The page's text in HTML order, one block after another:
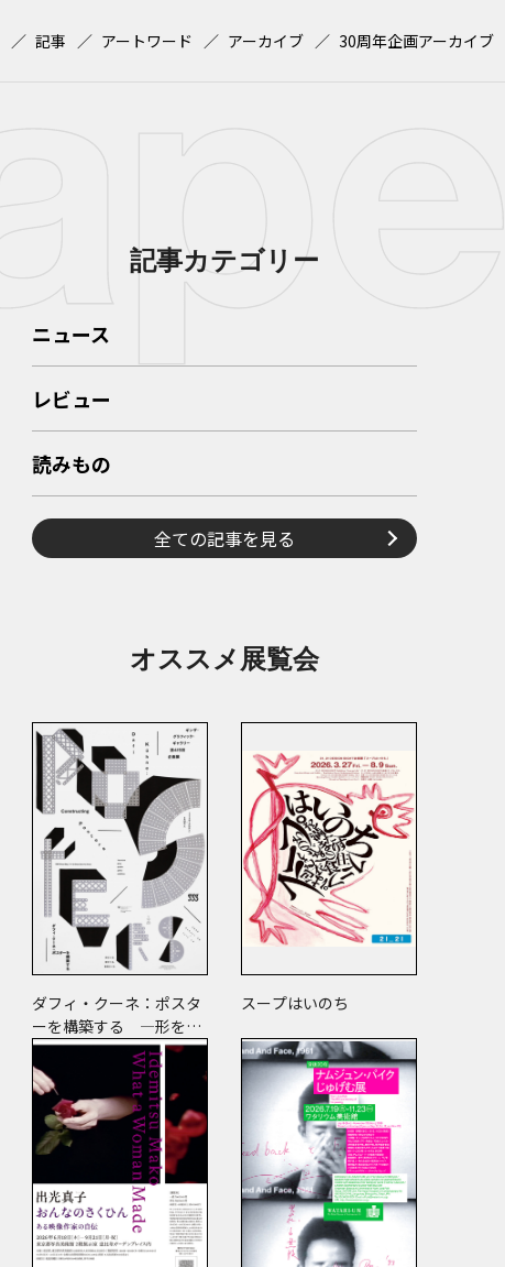
記事 アートワード アーカイブ 30周年企画アーカイブ
記事カテゴリー
ニュース
レビュー
読みもの
全ての記事を見る
オススメ展覧会
ダフィ・クーネ：ポスタ
ーを構築する ―形をつ
くる、版をつくる、表現
をつくる―
スープはいのち